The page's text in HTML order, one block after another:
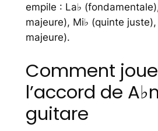
empile : La♭
majeure), Mi♭ (quinte
majeure).
Comment
l’accord de
guitare